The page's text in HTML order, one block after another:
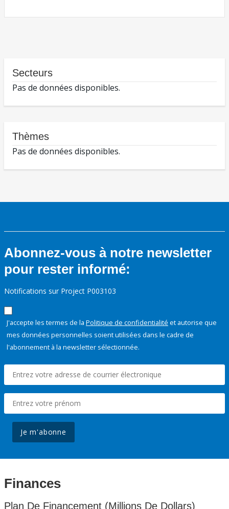
Secteurs
Pas de données disponibles.
Thèmes
Pas de données disponibles.
Abonnez-vous à notre newsletter
pour rester informé:
Notifications sur Project P003103
J'accepte les termes de la Politique de confidentialité et autorise que
mes données personnelles soient utilisées dans le cadre de
l'abonnement à la newsletter sélectionnée.
Je m'abonne
Finances
Plan De Financement (Millions De Dollars)